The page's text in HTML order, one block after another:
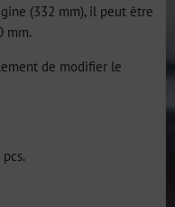
(332 mm), il peut être
mm.
de modifier le